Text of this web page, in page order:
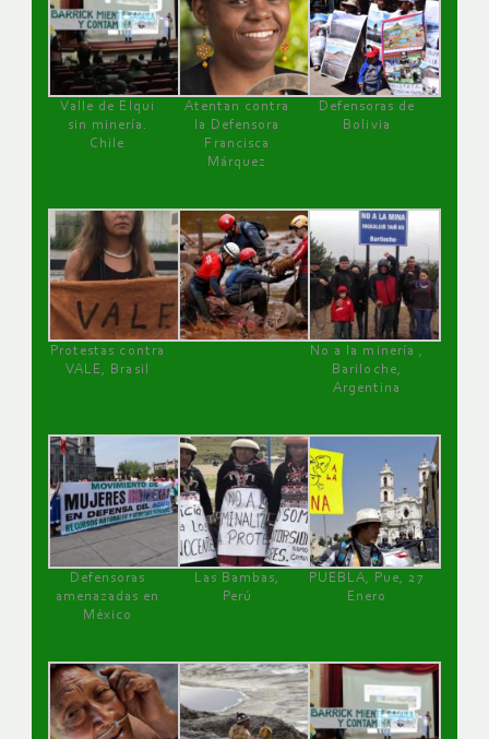
Valle de Elqui
sin minería.
Chile
Atentan contra
la Defensora
Francisca
Márquez
Defensoras de
Bolivia
Protestas contra
VALE, Brasil
No a la minería ,
Bariloche,
Argentina
Defensoras
amenazadas en
México
Las Bambas,
Perú
PUEBLA, Pue, 27
Enero